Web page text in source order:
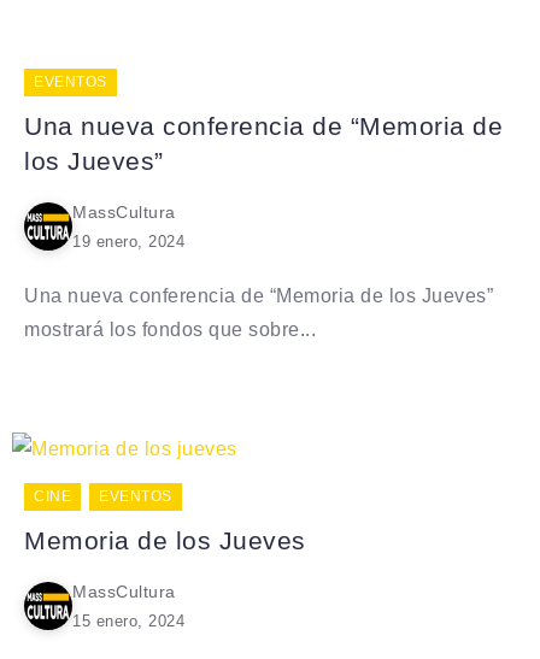
EVENTOS
Una nueva conferencia de “Memoria de
los Jueves”
MassCultura
19 enero, 2024
Una nueva conferencia de “Memoria de los Jueves”
mostrará los fondos que sobre...
CINE EVENTOS
Memoria de los Jueves
MassCultura
15 enero, 2024